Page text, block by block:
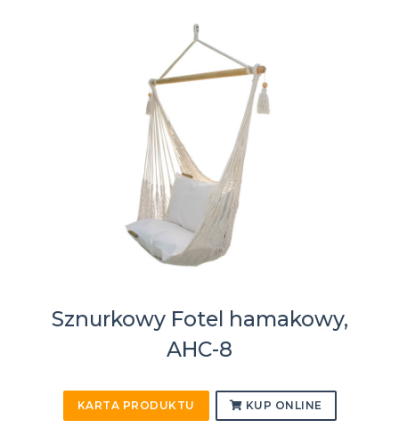
Sznurkowy Fotel hamakowy,
AHC-8
KARTA PRODUKTU KUP ONLINE